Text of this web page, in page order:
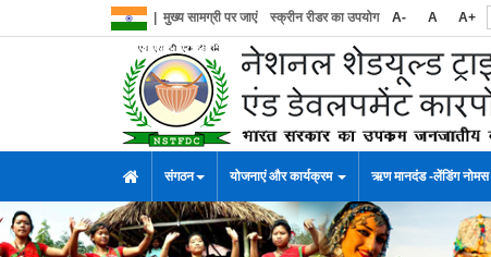
मुख्य सामग्री पर जाएं स्क्रीन रीडर का उपयोग A- A A+
संगठन योजनाएं और कार्यक्रम ऋण मानदंड -लेंडिंग नोमस